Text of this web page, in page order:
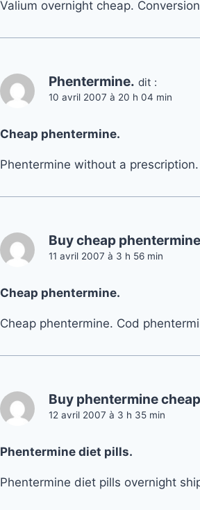
Valium overnight cheap.
Phentermine. dit :
10 avril 2007 à 20 h 04 min
Cheap phentermine.
Phentermine without a
Buy cheap
11 avril 2007 à 3 h 56 min
Cheap phentermine.
Cheap phentermine. Cod
Buy phentermine
12 avril 2007 à 3 h 35 min
Phentermine diet pills.
Phentermine diet pills overnight